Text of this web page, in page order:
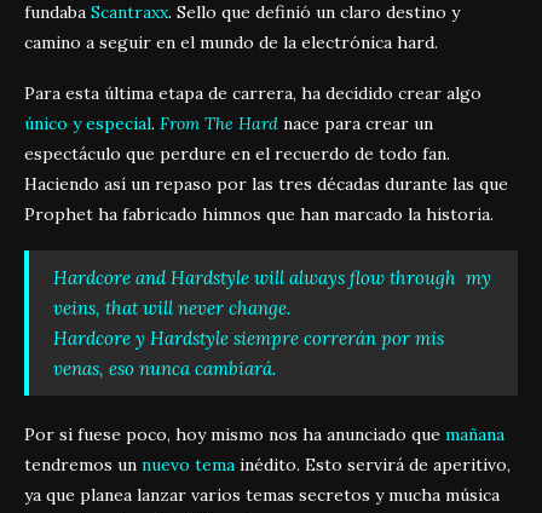
fundaba Scantraxx. Sello que definió un claro destino y
camino a seguir en el mundo de la electrónica hard.
Para esta última etapa de carrera, ha decidido crear algo
único y especial. From The Hard nace para crear un
espectáculo que perdure en el recuerdo de todo fan.
Haciendo así un repaso por las tres décadas durante las que
Prophet ha fabricado himnos que han marcado la historia.
Hardcore and Hardstyle will always flow through my
veins, that will never change.
Hardcore y Hardstyle siempre correrán por mis
venas, eso nunca cambiará.
Por si fuese poco, hoy mismo nos ha anunciado que mañana
tendremos un nuevo tema inédito. Esto servirá de aperitivo,
ya que planea lanzar varios temas secretos y mucha música